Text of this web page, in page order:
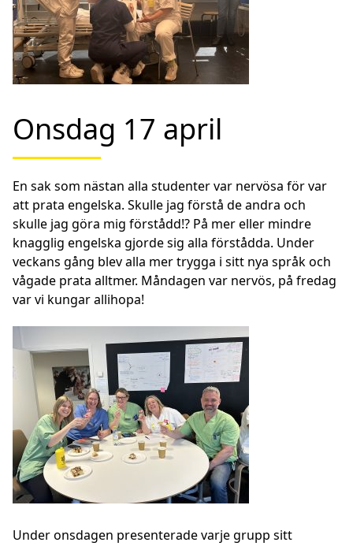
Onsdag 17 april
En sak som nästan alla studenter var nervösa för var
att prata engelska. Skulle jag förstå de andra och
skulle jag göra mig förstådd!? På mer eller mindre
knagglig engelska gjorde sig alla förstådda. Under
veckans gång blev alla mer trygga i sitt nya språk och
vågade prata alltmer. Måndagen var nervös, på fredag
var vi kungar allihopa!
Under onsdagen presenterade varje grupp sitt